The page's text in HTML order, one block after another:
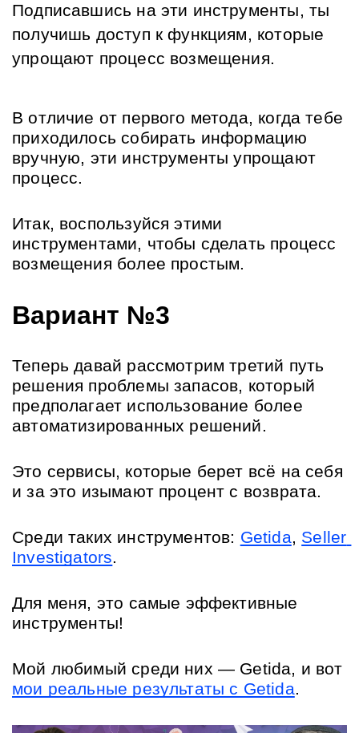
Подписавшись на эти инструменты, ты
получишь доступ к функциям, которые
упрощают процесс возмещения.
В отличие от первого метода, когда тебе
приходилось собирать информацию
вручную, эти инструменты упрощают
процесс.
Итак, воспользуйся этими
инструментами, чтобы сделать процесс
возмещения более простым.
Вариант №3
Теперь давай рассмотрим третий путь
решения проблемы запасов, который
предполагает использование более
автоматизированных решений.
Это сервисы, которые берет всё на себя
и за это изымают процент с возврата.
Среди таких инструментов: Getida, Seller
Investigators.
Для меня, это самые эффективные
инструменты!
Мой любимый среди них — Getida, и вот
мои реальные результаты с Getida.